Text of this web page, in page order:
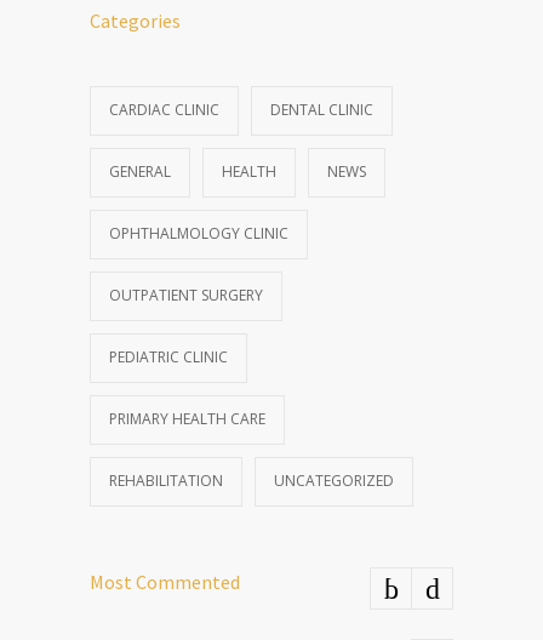
Categories
CARDIAC CLINIC DENTAL CLINIC
GENERAL HEALTH NEWS
OPHTHALMOLOGY CLINIC
OUTPATIENT SURGERY
PEDIATRIC CLINIC
PRIMARY HEALTH CARE
REHABILITATION UNCATEGORIZED
Most Commented